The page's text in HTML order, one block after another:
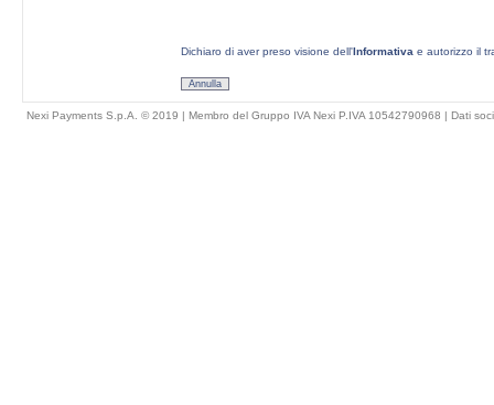
Dichiaro di aver preso visione dell'Informativa e autorizzo il
Annulla
Nexi Payments S.p.A. © 2019 | Membro del Gruppo IVA Nexi P.IVA 10542790968 | Dati